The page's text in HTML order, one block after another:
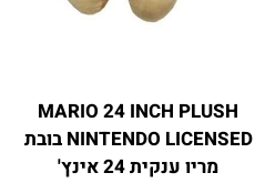
MARIO 24 INCH PLUSH
NINTENDO LICENSED בובת
מריו ענקית 24 אינץ'